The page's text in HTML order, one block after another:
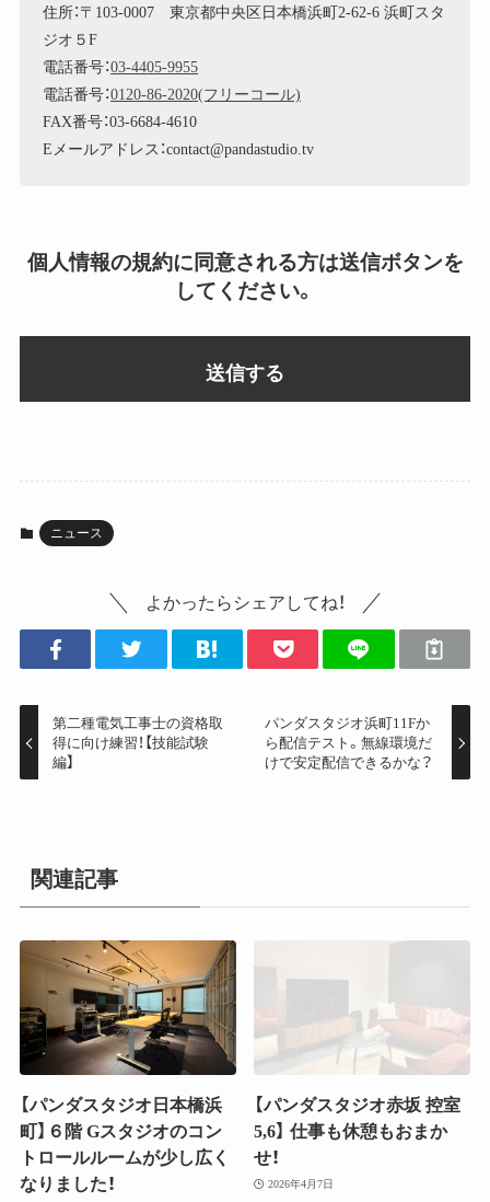
住所：〒103-0007 東京都中央区日本橋浜町2-62-6 浜町スタ
ジオ５F
電話番号：03-4405-9955
電話番号：0120-86-2020(フリーコール)
FAX番号：03-6684-4610
Eメールアドレス：contact@pandastudio.tv
個人情報の規約に同意される方は送信ボタンを
してください。
ニュース
よかったらシェアしてね！
第二種電気工事士の資格取
得に向け練習！【技能試験
編】
パンダスタジオ浜町11Fか
ら配信テスト。無線環境だ
けで安定配信できるかな？
関連記事
【パンダスタジオ日本橋浜
町】６階 Gスタジオのコン
トロールルームが少し広く
なりました！
【パンダスタジオ赤坂 控室
5,6】 仕事も休憩もおまか
せ！
2026年4月7日